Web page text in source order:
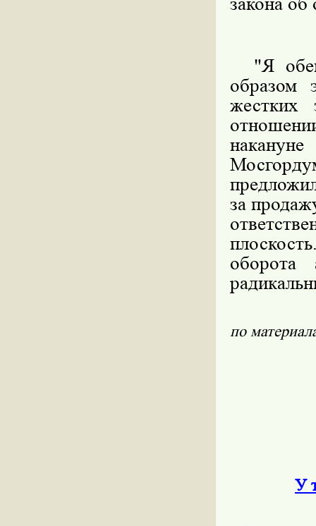
"Я
образом
жестких
за
оборота
по
У